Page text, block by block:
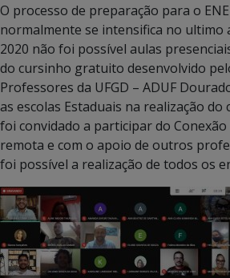
O processo de preparação para o
normalmente se intensifica no ultimo
2020 não foi possível aulas
do cursinho gratuito desenvolvido
Professores da UFGD – ADUF
as escolas Estaduais na realização
foi convidado a participar do
remota e com o apoio de outros
foi possível a realização de todos os